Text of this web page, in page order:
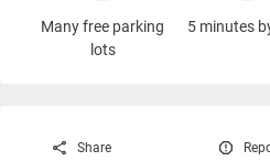
Many free parking
lots
5 minutes
Share